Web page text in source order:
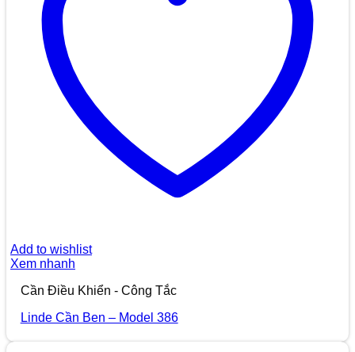
Add to wishlist
Xem nhanh
Cần Điều Khiển - Công Tắc
Linde Cần Ben – Model 386